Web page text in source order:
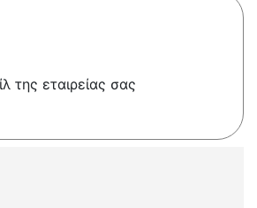
της εταιρείας σας